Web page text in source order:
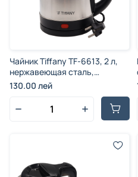
Чайник Tiffany TF-6613, 2 л,
нержавеющая сталь,
серебристый, 2000 Вт
130.00 лей